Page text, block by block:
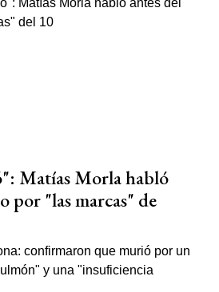
Matías Morla habló
por "las marcas" de